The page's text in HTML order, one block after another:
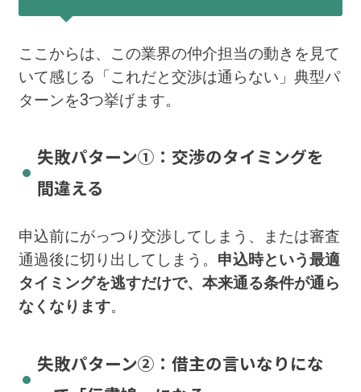
ここからは、この業界の仲介担当の動きを見て
いて感じる「これだと交渉は通らない」典型パ
ターンを3つ挙げます。
失敗パターン①：交渉のタイミングを
間違える
申込前にがっつり交渉してしまう、または審査
通過後に切り出してしまう。 申込時という最適
タイミングを逃すだけで、本来通る条件が通ら
なくなります。
失敗パターン②：借主の言いなりにな